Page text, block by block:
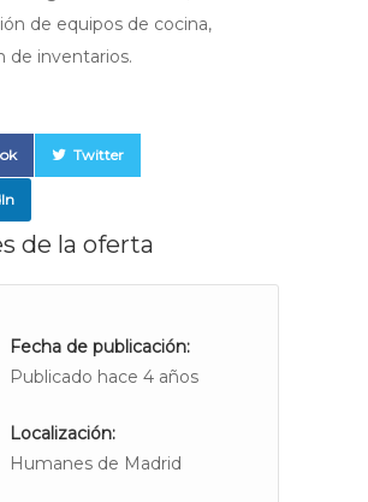
de equipos de cocina,
de inventarios.
Twitter
de la oferta
Fecha de publicación:
Publicado hace 4 años
Localización:
Humanes de Madrid